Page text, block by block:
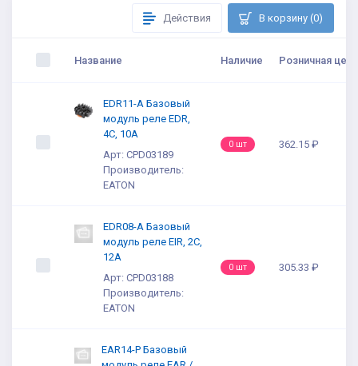
Действия В корзину (0)
Название Наличие Розничная
EDR11-A Базовый
модуль реле EDR,
4C, 10A
Арт: CPD03189
Производитель:
EATON
0 шт 362.15 ₽
EDR08-A Базовый
модуль реле EIR, 2C,
12A
Арт: CPD03188
Производитель:
EATON
0 шт 305.33 ₽
EAR14-P Базовый